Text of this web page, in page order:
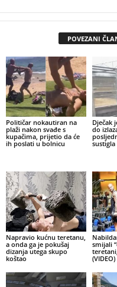
POVEZANI
Političar nokautiran na
plaži nakon svađe s
kupačima, prijetio da će
ih poslati u bolnicu
Dječak
do
sustigla
Napravio kućnu teretanu,
a onda ga je pokušaj
dizanja utega skupo
koštao
smijali
(VIDEO)